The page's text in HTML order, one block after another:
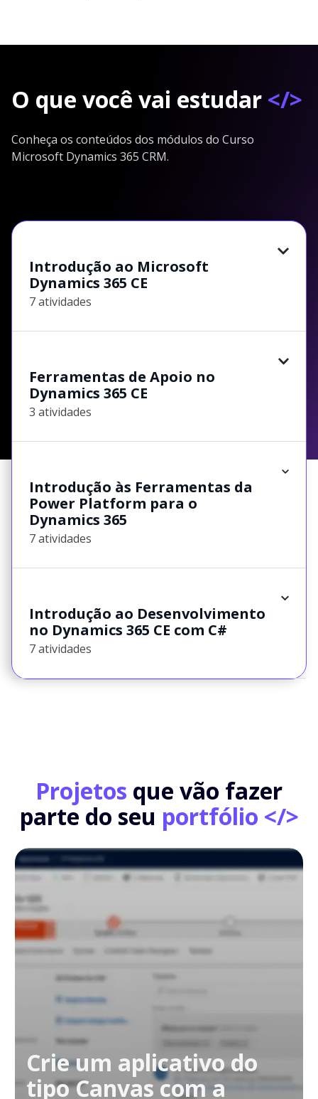
O que você vai estudar </>
Conheça os conteúdos dos módulos do Curso
Microsoft Dynamics 365 CRM.
Introdução ao Microsoft
Dynamics 365 CE
7 atividades
Ferramentas de Apoio no
Dynamics 365 CE
3 atividades
Introdução às Ferramentas da
Power Platform para o
Dynamics 365
7 atividades
Introdução ao Desenvolvimento
no Dynamics 365 CE com C#
7 atividades
Projetos que vão fazer
parte do seu portfólio </>
Crie um aplicativo do
tipo Canvas com a